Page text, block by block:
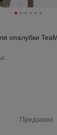
опалубки
Предзаказ